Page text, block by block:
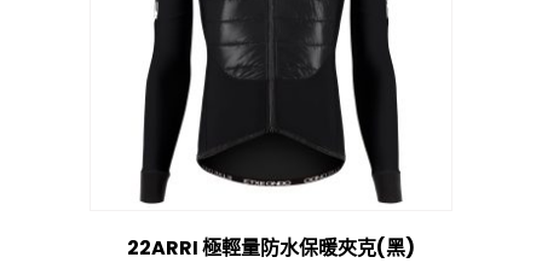
22ARRI 極輕量防水保暖夾克(黑)